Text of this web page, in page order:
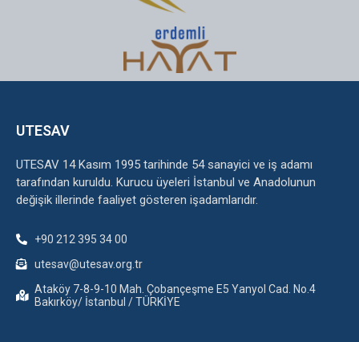
UTESAV
UTESAV 14 Kasım 1995 tarihinde 54 sanayici ve iş adamı
tarafından kuruldu. Kurucu üyeleri İstanbul ve Anadolunun
değişik illerinde faaliyet gösteren işadamlarıdır.
+90 212 395 34 00
utesav@utesav.org.tr
Ataköy 7-8-9-10 Mah. Çobançeşme E5 Yanyol Cad. No.4
Bakırköy/ İstanbul / TÜRKİYE